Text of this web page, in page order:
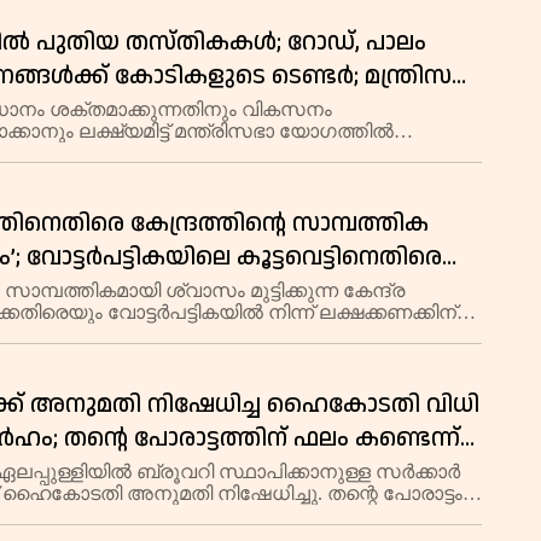
പുതിയ തസ്തികകൾ; റോഡ്, പാലം
കോടികളുടെ ടെണ്ടർ; മന്ത്രിസഭാ
നിർണ്ണായക തീരുമാനങ്ങൾ
ശക്തമാക്കുന്നതിനും വികസനം
ലക്ഷ്യമിട്ട് മന്ത്രിസഭാ യോഗത്തിൽ
ഊന്നൽ നൽ
കേന്ദ്രത്തിൻ്റെ സാമ്പത്തിക
വോട്ടർപട്ടികയിലെ കൂട്ടവെട്ടിനെതിരെ
ഹെൽപ്പ് ഡെസ്ക്; ആഞ്ഞടിച്ച് മുഖ്യമന്ത്രി
ശ്വാസം മുട്ടിക്കുന്ന കേന്ദ്ര
വോട്ടർപട്ടികയിൽ നിന്ന് ലക്ഷക്കണക്കിന്
അനുമതി നിഷേധിച്ച ഹൈകോടതി വിധി
തന്റെ പോരാട്ടത്തിന് ഫലം കണ്ടെന്ന്
ബ്രൂവറി സ്ഥാപിക്കാനുള്ള സർക്കാർ
ഹൈകോടതി അനുമതി നിഷേധിച്ചു. തന്റെ പോരാട്ടം